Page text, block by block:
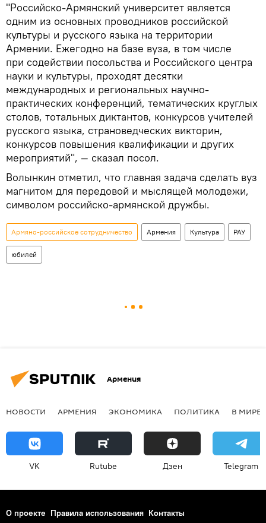
"Российско-Армянский университет является
одним из основных проводников российской
культуры и русского языка на территории
Армении. Ежегодно на базе вуза, в том числе
при содействии посольства и Российского центра
науки и культуры, проходят десятки
международных и региональных научно-
практических конференций, тематических круглых
столов, тотальных диктантов, конкурсов учителей
русского языка, страноведческих викторин,
конкурсов повышения квалификации и других
мероприятий", — сказал посол.
Волынкин отметил, что главная задача сделать вуз
магнитом для передовой и мыслящей молодежи,
символом российско-армянской дружбы.
Армяно-российское сотрудничество Армения Культура РАУ
юбилей
Армения
НОВОСТИ АРМЕНИЯ ЭКОНОМИКА ПОЛИТИКА В МИРЕ
VK Rutube Дзен Telegram
О проекте Правила использования Контакты